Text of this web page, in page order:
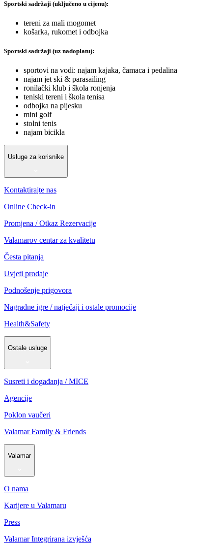
Sportski sadržaji (uključeno u cijenu):
tereni za mali mogomet
košarka, rukomet i odbojka
Sportski sadržaji (uz nadoplatu):
sportovi na vodi: najam kajaka, čamaca i pedalina
najam jet ski & parasailing
ronilački klub i škola ronjenja
teniski tereni i škola tenisa
odbojka na pijesku
mini golf
stolni tenis
najam bicikla
Usluge za korisnike
Kontaktirajte nas
Online Check-in
Promjena / Otkaz Rezervacije
Valamarov centar za kvalitetu
Česta pitanja
Uvjeti prodaje
Podnošenje prigovora
Nagradne igre / natječaji i ostale promocije
Health&Safety
Ostale usluge
Susreti i događanja / MICE
Agencije
Poklon vaučeri
Valamar Family & Friends
Valamar
O nama
Karijere u Valamaru
Press
Valamar Integrirana izvješća